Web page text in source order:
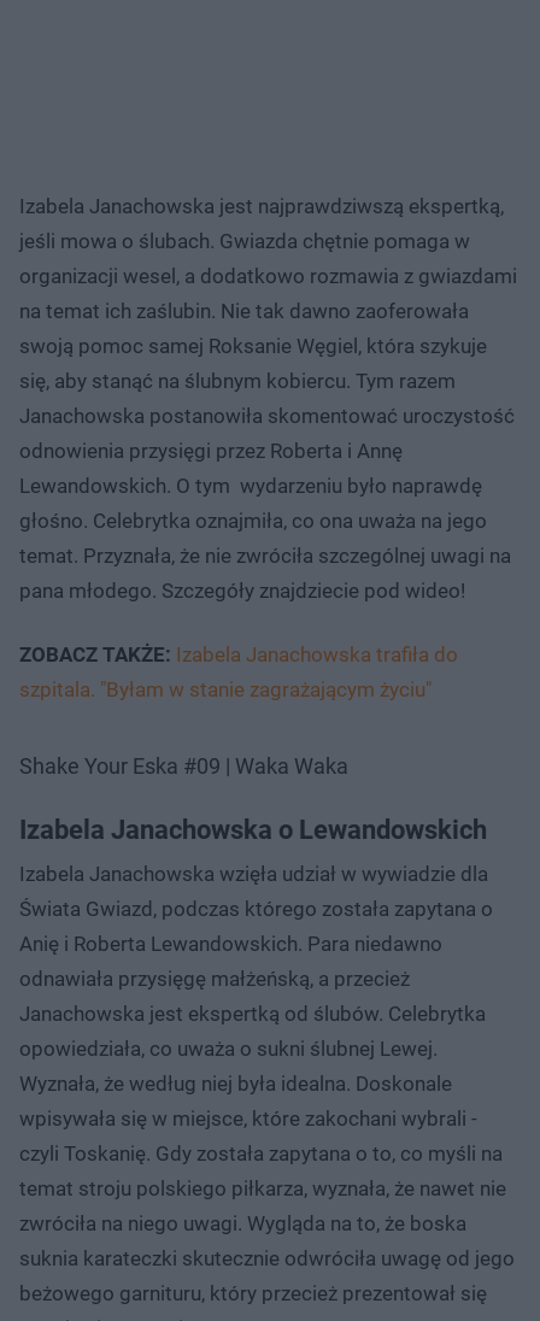
Izabela Janachowska jest najprawdziwszą ekspertką,
jeśli mowa o ślubach. Gwiazda chętnie pomaga w
organizacji wesel, a dodatkowo rozmawia z gwiazdami
na temat ich zaślubin. Nie tak dawno zaoferowała
swoją pomoc samej Roksanie Węgiel, która szykuje
się, aby stanąć na ślubnym kobiercu. Tym razem
Janachowska postanowiła skomentować uroczystość
odnowienia przysięgi przez Roberta i Annę
Lewandowskich. O tym wydarzeniu było naprawdę
głośno. Celebrytka oznajmiła, co ona uważa na jego
temat. Przyznała, że nie zwróciła szczególnej uwagi na
pana młodego. Szczegóły znajdziecie pod wideo!
ZOBACZ TAKŻE: Izabela Janachowska trafiła do
szpitala. "Byłam w stanie zagrażającym życiu"
Shake Your Eska #09 | Waka Waka
Izabela Janachowska o Lewandowskich
Izabela Janachowska wzięła udział w wywiadzie dla
Świata Gwiazd, podczas którego została zapytana o
Anię i Roberta Lewandowskich. Para niedawno
odnawiała przysięgę małżeńską, a przecież
Janachowska jest ekspertką od ślubów. Celebrytka
opowiedziała, co uważa o sukni ślubnej Lewej.
Wyznała, że według niej była idealna. Doskonale
wpisywała się w miejsce, które zakochani wybrali -
czyli Toskanię. Gdy została zapytana o to, co myśli na
temat stroju polskiego piłkarza, wyznała, że nawet nie
zwróciła na niego uwagi. Wygląda na to, że boska
suknia karateczki skutecznie odwróciła uwagę od jego
beżowego garnituru, który przecież prezentował się